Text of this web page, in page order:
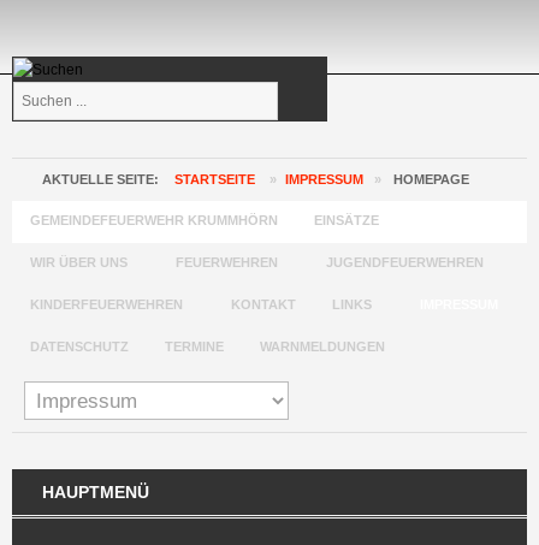
AKTUELLE SEITE: STARTSEITE » IMPRESSUM » HOMEPAGE
GEMEINDEFEUERWEHR KRUMMHÖRN EINSÄTZE
WIR ÜBER UNS FEUERWEHREN JUGENDFEUERWEHREN
KINDERFEUERWEHREN KONTAKT LINKS
DATENSCHUTZ TERMINE WARNMELDUNGEN
HAUPTMENÜ